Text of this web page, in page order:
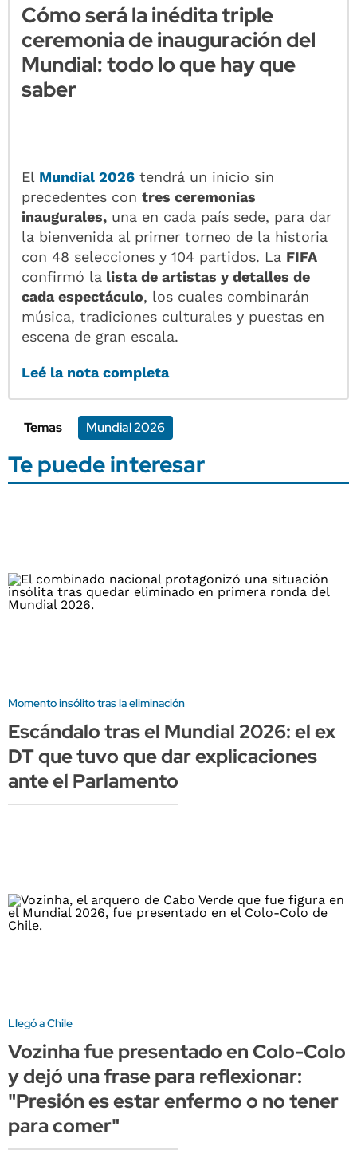
Cómo será la inédita triple
ceremonia de inauguración del
Mundial: todo lo que hay que
saber
El Mundial 2026 tendrá un inicio sin
precedentes contres ceremonias
inaugurales, una en cada país sede, para dar
la bienvenida al primer torneo de la historia
con 48 selecciones y 104 partidos. La FIFA
confirmó la lista de artistas y detalles de
cada espectáculo, los cuales combinarán
música, tradiciones culturales y puestas en
escena de gran escala.
Leé la nota completa
Temas Mundial 2026
Te puede interesar
Momento insólito tras la eliminación
Escándalo tras el Mundial 2026: el ex
DT que tuvo que dar explicaciones
ante el Parlamento
Llegó a Chile
Vozinha fue presentado en Colo-Colo
y dejó una frase para reflexionar:
"Presión es estar enfermo o no tener
para comer"